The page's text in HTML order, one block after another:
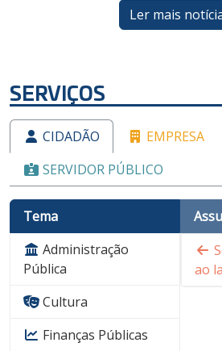
Ler mais
SERVIÇOS
CIDADÃO EMPRESA
SERVIDOR PÚBLICO
Tema
Administração
Pública
Cultura
Finanças Públicas
ao